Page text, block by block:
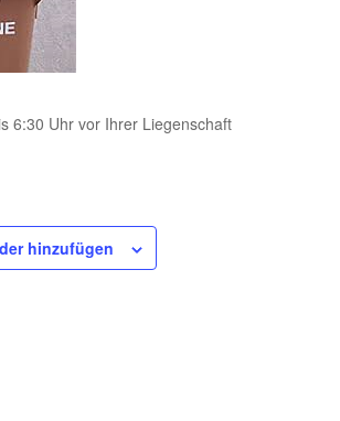
6:30 Uhr vor Ihrer Liegenschaft
hinzufügen